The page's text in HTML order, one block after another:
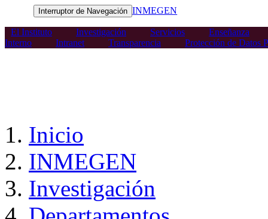
Interruptor de Navegación INMEGEN
El Instituto Investigación Servicios
Enseñanza
Interno
Intranet Transparencia Protección de Datos
Inicio
INMEGEN
Investigación